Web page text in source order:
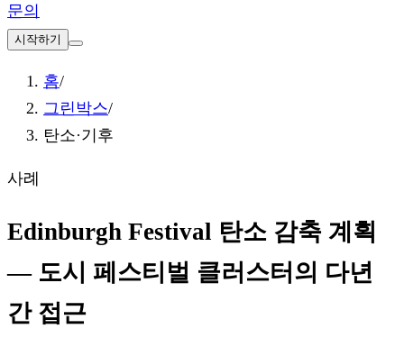
문의
시작하기
홈/
그린박스/
탄소·기후
사례
Edinburgh Festival 탄소 감축 계획
— 도시 페스티벌 클러스터의 다년
간 접근